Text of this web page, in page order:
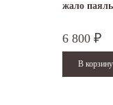
жало
6 800 ₽